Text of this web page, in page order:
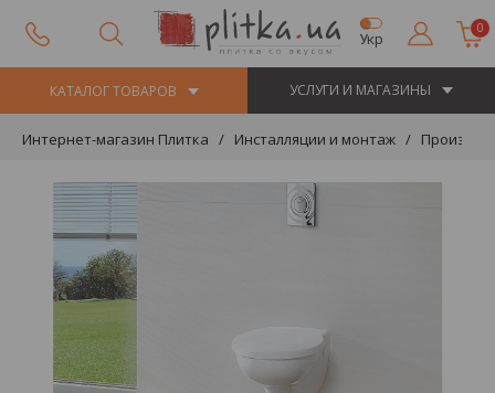
Укр
0
КАТАЛОГ ТОВАРОВ УСЛУГИ И МАГАЗИНЫ
Интернет-магазин Плитка Инсталляции и монтаж